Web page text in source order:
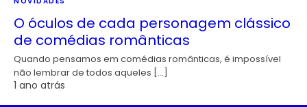
O óculos de cada personagem clássico
de comédias românticas
Quando pensamos em comédias românticas, é impossível
não lembrar de todos aqueles […]
1 ano atrás